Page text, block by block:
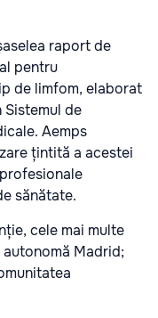
raport de
pentru
de limfom, elaborat
de
Aemps
țintită a acestei
sănătate.
cele mai multe
Madrid;